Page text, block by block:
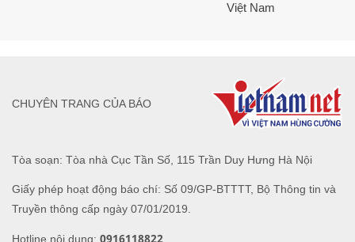
Việt Nam
Tòa soạn: Tòa nhà Cục Tần Số, 115 Trần Duy Hưng Hà Nội
Giấy phép hoạt động báo chí: Số 09/GP-BTTTT, Bộ Thông tin và
Truyền thông cấp ngày 07/01/2019.
Hotline nội dung: 0916118822
CHUYÊN TRANG CỦA BÁO